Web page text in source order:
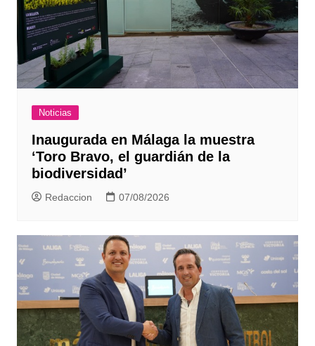
Noticias
Inaugurada en Málaga la muestra
‘Toro Bravo, el guardián de la
biodiversidad’
Redaccion 07/08/2026